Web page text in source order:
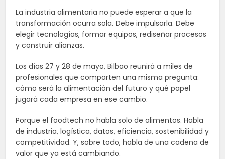
La industria alimentaria no puede esperar a que la
transformación ocurra sola. Debe impulsarla. Debe
elegir tecnologías, formar equipos, rediseñar procesos
y construir alianzas.
Los días 27 y 28 de mayo, Bilbao reunirá a miles de
profesionales que comparten una misma pregunta:
cómo será la alimentación del futuro y qué papel
jugará cada empresa en ese cambio.
Porque el foodtech no habla solo de alimentos. Habla
de industria, logística, datos, eficiencia, sostenibilidad y
competitividad. Y, sobre todo, habla de una cadena de
valor que ya está cambiando.